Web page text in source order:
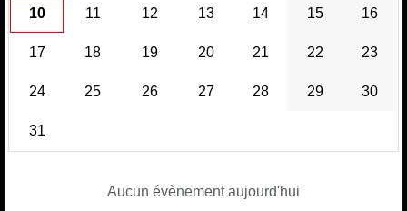
10 11 12 13 14 15 16
17 18 19 20 21 22 23
24 25 26 27 28 29 30
31
Aucun évènement aujourd'hui